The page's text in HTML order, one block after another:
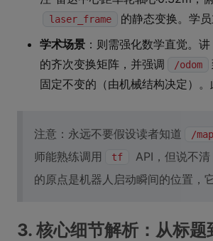
laser_frame
的静态变换。学
学术场景 ：则需强化数学直觉。讲
的齐次变换矩阵，并强调
/odom
固定不变的（由机械结构决定）。
注意：永远不要假设读者知道 /map
师能熟练调用
tf API，但说不清
的原点是机器人启动瞬间的位置，
3. 核心细节解析：从标题